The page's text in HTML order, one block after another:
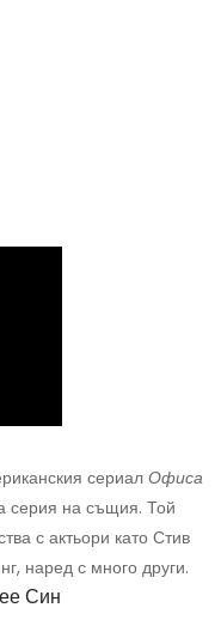
сериал Офиса
серия на същия. Той
с актьори като Стив
наред с много други.
Син